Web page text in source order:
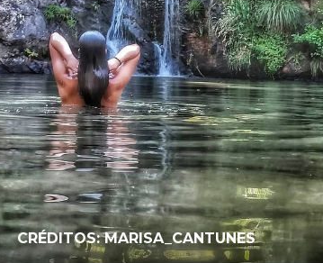
CRÉDITOS: MARISA_CANTUNES